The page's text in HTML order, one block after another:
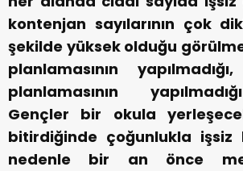
kontenjan sayılarının çok
şekilde yüksek olduğu
planlamasının
planlamasının
Gençler bir okula
bitirdiğinde çoğunlukla işsiz
nedenle bir an önce